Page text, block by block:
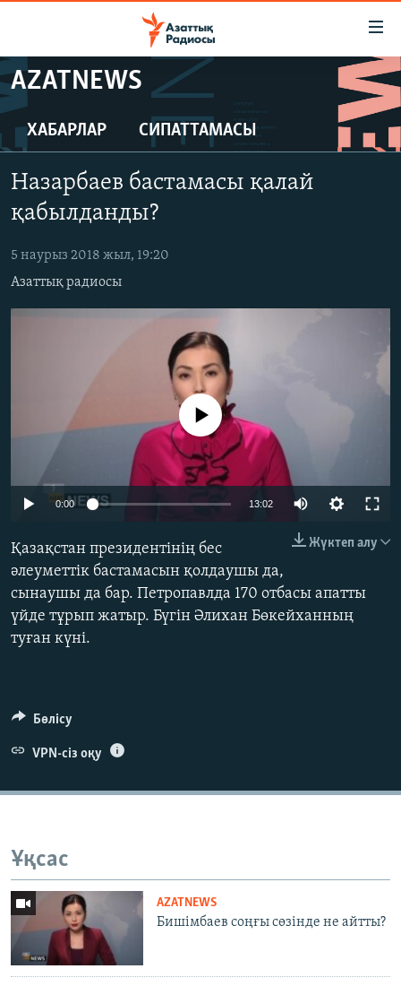
Skip
to
main
content
to
main
Navigation
Skip
САЯСАТ
ҚАҢТАР ОҚИҒАСЫ
АДАМ ҚҰҚЫҚТАРЫ
ӘЛЕУМЕТ
ӘЛЕМ
АРНАЙЫ ЖОБАЛАР
ЖАЗЫЛЫҢЫЗ
Басқа тілдерде
AZATNEWS
ХАБАРЛАР СИПАТТАМАСЫ
Назарбаев бастамасы қалай
қабылданды?
5 наурыз 2018 жыл, 19:20
Азаттық радиосы
No media source currently available
0:00 13:02
Жүктеп алу
Қазақстан президентінің бес
әлеуметтік бастамасын қолдаушы да,
сынаушы да бар. Петропавлда 170 отбасы апатты
үйде тұрып жатыр. Бүгін Әлихан Бөкейханның
туған күні.
Бөлісу
VPN-сіз оқу
Ұқсас
AZATNEWS
Бишімбаев соңғы сөзінде не айтты?